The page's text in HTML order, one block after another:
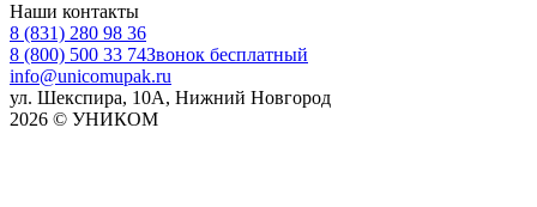
Наши контакты
8 (831) 280 98 36
8 (800) 500 33 74Звонок бесплатный
info@unicomupak.ru
ул. Шекспира, 10А, Нижний Новгород
2026 © УНИКОМ